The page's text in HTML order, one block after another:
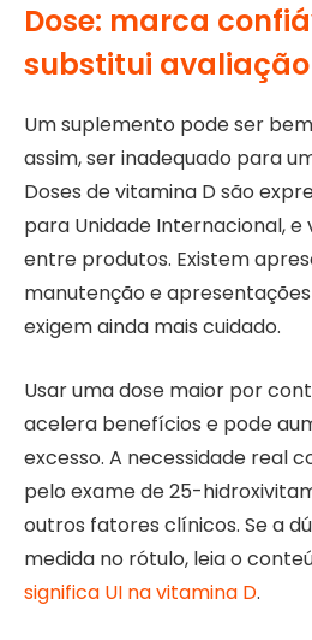
Dose: marca
substitui
Um suplemento pode ser
assim, ser inadequado para
Doses de vitamina D são
para Unidade Internacional,
entre produtos. Existem
manutenção e
exigem ainda mais cuidado.
Usar uma dose maior por
acelera benefícios e pode
excesso. A necessidade real
pelo exame de 25-
outros fatores clínicos. Se a
medida no rótulo, leia o
significa UI na vitamina D.